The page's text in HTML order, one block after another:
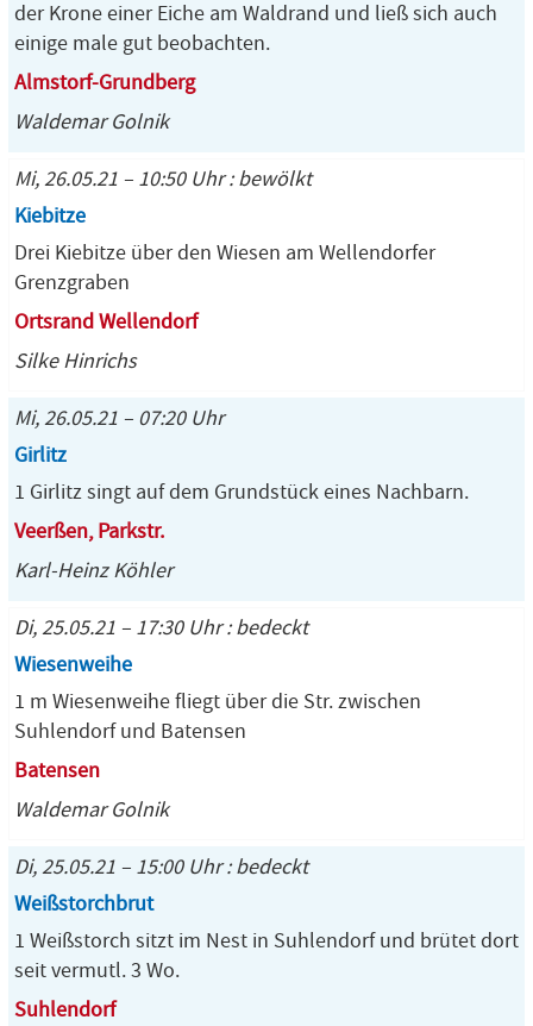
der Krone einer Eiche am Waldrand und ließ sich auch
einige male gut beobachten.
Almstorf-Grundberg
Waldemar Golnik
Mi, 26.05.21 – 10:50 Uhr : bewölkt
Kiebitze
Drei Kiebitze über den Wiesen am Wellendorfer
Grenzgraben
Ortsrand Wellendorf
Silke Hinrichs
Mi, 26.05.21 – 07:20 Uhr
Girlitz
1 Girlitz singt auf dem Grundstück eines Nachbarn.
Veerßen, Parkstr.
Karl-Heinz Köhler
Di, 25.05.21 – 17:30 Uhr : bedeckt
Wiesenweihe
1 m Wiesenweihe fliegt über die Str. zwischen
Suhlendorf und Batensen
Batensen
Waldemar Golnik
Di, 25.05.21 – 15:00 Uhr : bedeckt
Weißstorchbrut
1 Weißstorch sitzt im Nest in Suhlendorf und brütet dort
seit vermutl. 3 Wo.
Suhlendorf